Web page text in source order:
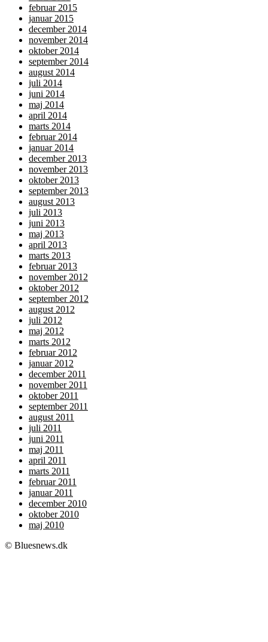
februar 2015
januar 2015
december 2014
november 2014
oktober 2014
september 2014
august 2014
juli 2014
juni 2014
maj 2014
april 2014
marts 2014
februar 2014
januar 2014
december 2013
november 2013
oktober 2013
september 2013
august 2013
juli 2013
juni 2013
maj 2013
april 2013
marts 2013
februar 2013
november 2012
oktober 2012
september 2012
august 2012
juli 2012
maj 2012
marts 2012
februar 2012
januar 2012
december 2011
november 2011
oktober 2011
september 2011
august 2011
juli 2011
juni 2011
maj 2011
april 2011
marts 2011
februar 2011
januar 2011
december 2010
oktober 2010
maj 2010
© Bluesnews.dk